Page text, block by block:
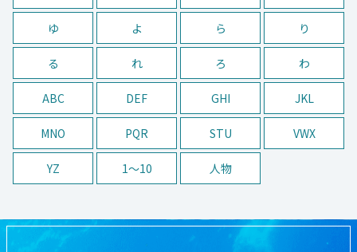
ゆ よ ら り
る れ ろ わ
ABC DEF GHI JKL
MNO PQR STU VWX
YZ 1〜10 人物